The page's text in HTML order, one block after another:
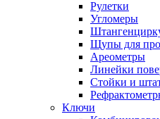
Рулетки
Угломеры
Щупы для
Ареометры
Линейки
Стойки и
Ключи